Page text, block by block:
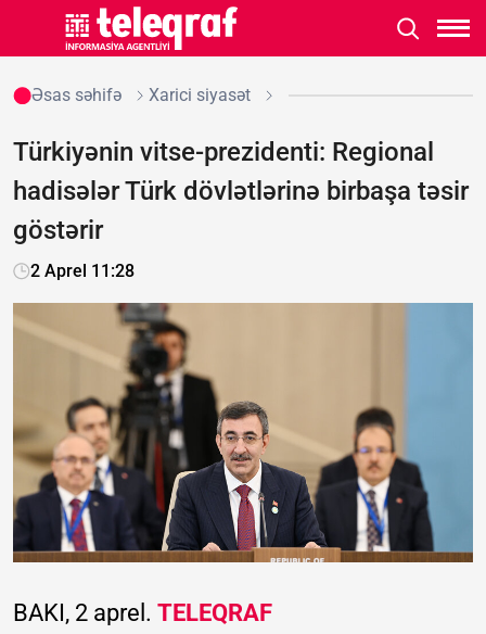
Əsas səhifə Xarici siyasət
Türkiyənin vitse-prezidenti: Regional
hadisələr Türk dövlətlərinə birbaşa təsir
göstərir
2 Aprel 11:28
BAKI, 2 aprel. TELEQRAF